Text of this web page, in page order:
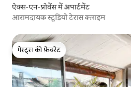
ऐक्स-एन-प्रोवेंस में अपार्टमेंट
आरामदायक स्टूडियो टेरास क्लाइम
गेस्ट्स की फ़ेवरेट
गेस्ट्स की फ़ेवरेट